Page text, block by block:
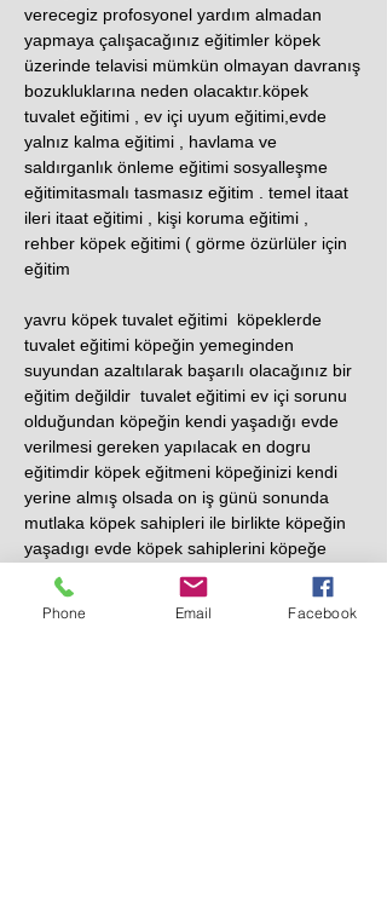
verecegiz profosyonel yardım almadan
yapmaya çalışacağınız eğitimler köpek
üzerinde telavisi mümkün olmayan davranış
bozukluklarına neden olacaktır.köpek
tuvalet eğitimi , ev içi uyum eğitimi,evde
yalnız kalma eğitimi , havlama ve
saldırganlık önleme eğitimi sosyalleşme
eğitimitasmalı tasmasız eğitim . temel itaat
ileri itaat eğitimi , kişi koruma eğitimi ,
rehber köpek eğitimi ( görme özürlüler için
eğitim
yavru köpek tuvalet eğitimi köpeklerde
tuvalet eğitimi köpeğin yemeginden
suyundan azaltılarak başarılı olacağınız bir
eğitim değildir tuvalet eğitimi ev içi sorunu
olduğundan köpeğin kendi yaşadığı evde
verilmesi gereken yapılacak en dogru
eğitimdir köpek eğitmeni köpeğinizi kendi
yerine almış olsada on iş günü sonunda
mutlaka köpek sahipleri ile birlikte köpeğin
yaşadıgı evde köpek sahiplerini köpeğe
nasıl davranmaları konusunda nasıl
beslenme yapmaları konusunda eğitim
vermelidir aksi halde bu eğitim eksik kalır
Phone Email Facebook